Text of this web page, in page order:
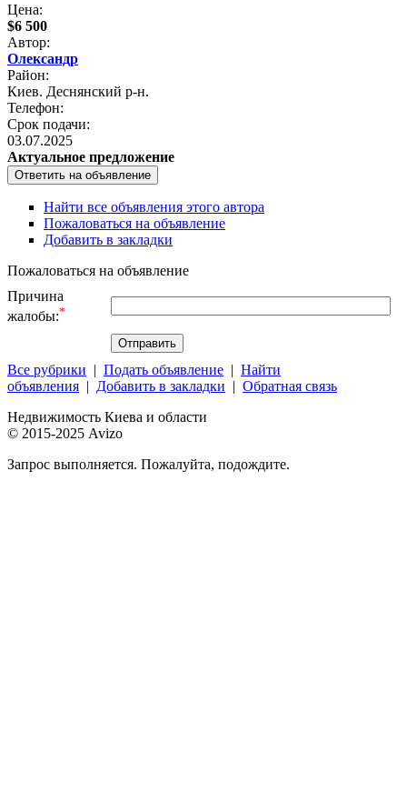
Цена:
$6 500
Автор:
Олександр
Район:
Киев. Деснянский р-н.
Телефон:
Срок подачи:
03.07.2025
Актуальное предложение
Найти все объявления этого автора
Пожаловаться на объявление
Добавить в закладки
Пожаловаться на объявление
Причина
жалобы:*
Все рубрики | Подать объявление | Найти
объявления | Добавить в закладки | Обратная связь
Недвижимость Киева и области
© 2015-2025 Avizo
Запрос выполняется. Пожалуйта, подождите.